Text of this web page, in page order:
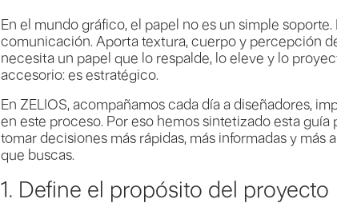
En el mundo gráfico, el papel no es un simple
comunicación. Aporta textura, cuerpo y percepción
necesita un papel que lo respalde, lo eleve y lo
accesorio: es estratégico.
En ZELIOS, acompañamos cada día a diseñadores,
en este proceso. Por eso hemos sintetizado esta guía
tomar decisiones más rápidas, más informadas y más
que buscas.
1. Define el propósito del proyecto